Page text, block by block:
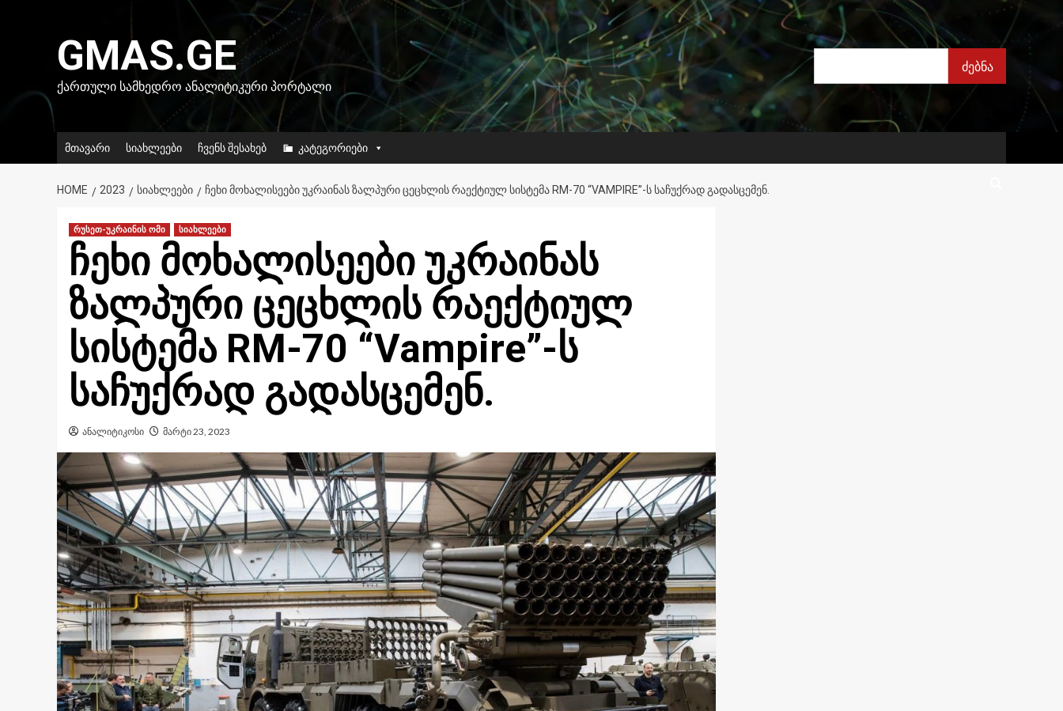
GMAS.GE
ᲥᲐᲠᲗᲣᲚᲘ ᲡᲐᲛᲮᲔᲓᲠᲝ ᲐᲜᲐᲚᲘᲢᲘᲙᲣᲠᲘ ᲞᲝᲠᲢᲐᲚᲘ
ძებნა
ძებნა
მთავარი სიახლეები ჩვენს შესახებ კატეგორიები
HOME 2023 ᲡᲘᲐᲮᲚᲔᲔᲑᲘ ᲩᲔᲮᲘ ᲛᲝᲮᲐᲚᲘᲡᲔᲔᲑᲘ ᲣᲙᲠᲐᲘᲜᲐᲡ ᲖᲐᲚᲞᲣᲠᲘ ᲪᲔᲪᲮᲚᲘᲡ ᲠᲐᲔᲥᲢᲘᲣᲚ ᲡᲘᲡᲢᲔᲛᲐ RM-70 “VAMPIRE”-Ს ᲡᲐᲩᲣᲥᲠᲐᲓ ᲒᲐᲓᲐᲡᲪᲔᲛᲔᲜ.
რუსეთ-უკრაინის ომი სიახლეები
ჩეხი მოხალისეები უკრაინას
ზალპური ცეცხლის რაექტიულ
სისტემა RM-70 “Vampire”-ს
საჩუქრად გადასცემენ.
ანალიტიკოსი მარტი 23, 2023